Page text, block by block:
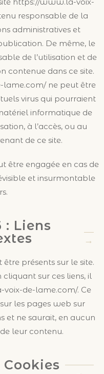
https://www.la-voix-
responsable de la
administratives et
De même, le
de l’utilisation et de
contenue dans ce site.
lame.com/ ne peut être
virus qui pourraient
informatique de
à l’accès, ou au
de ce site.
être engagée en cas de
et insurmontable
: Liens
présents sur le site.
cliquant sur ces liens, il
de-lame.com/. Ce
les pages web sur
et ne saurait, en aucun
leur contenu.
Cookies